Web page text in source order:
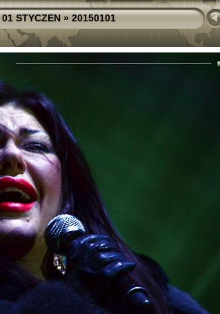
01 STYCZEN»20150101